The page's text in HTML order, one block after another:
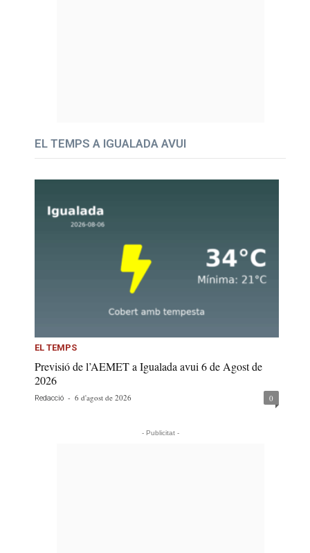
EL TEMPS A IGUALADA AVUI
EL TEMPS
Previsió de l’AEMET a Igualada avui 6 de Agost de
2026
Redacció - 6 d'agost de 2026 0
- Publicitat -